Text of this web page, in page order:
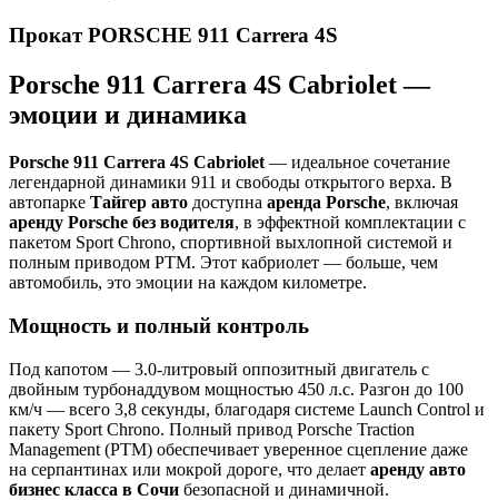
Прокат PORSCHE 911 Carrera 4S
Porsche 911 Carrera 4S Cabriolet —
эмоции и динамика
Porsche 911 Carrera 4S Cabriolet — идеальное сочетание
легендарной динамики 911 и свободы открытого верха. В
автопарке Тайгер авто доступна аренда Porsche, включая
аренду Porsche без водителя, в эффектной комплектации с
пакетом Sport Chrono, спортивной выхлопной системой и
полным приводом PTM. Этот кабриолет — больше, чем
автомобиль, это эмоции на каждом километре.
Мощность и полный контроль
Под капотом — 3.0-литровый оппозитный двигатель с
двойным турбонаддувом мощностью 450 л.с. Разгон до 100
км/ч — всего 3,8 секунды, благодаря системе Launch Control и
пакету Sport Chrono. Полный привод Porsche Traction
Management (PTM) обеспечивает уверенное сцепление даже
на серпантинах или мокрой дороге, что делает аренду авто
бизнес класса в Сочи безопасной и динамичной.